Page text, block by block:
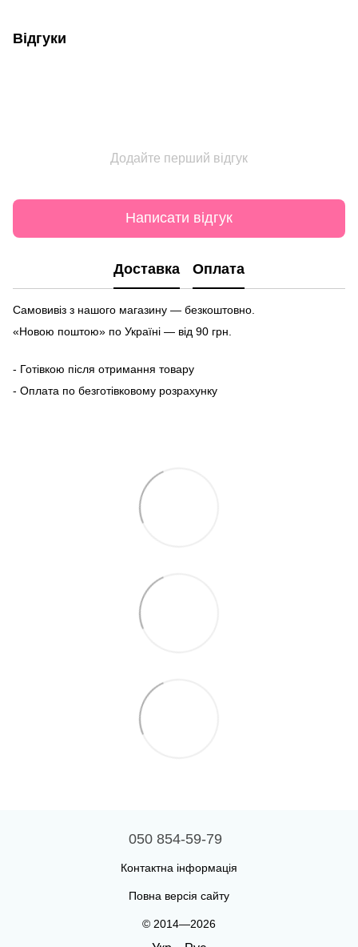
Відгуки
Додайте перший відгук
Написати відгук
Доставка Оплата
Самовивіз з нашого магазину — безкоштовно.
«Новою поштою» по Україні — від 90 грн.
- Готівкою після отримання товару
- Оплата по безготівковому розрахунку
050 854-59-79
Контактна інформація
Повна версія сайту
© 2014—2026